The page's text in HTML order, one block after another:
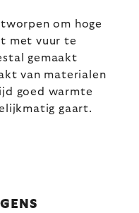
om hoge
met vuur te
gemaakt
van materialen
goed warmte
gaart.